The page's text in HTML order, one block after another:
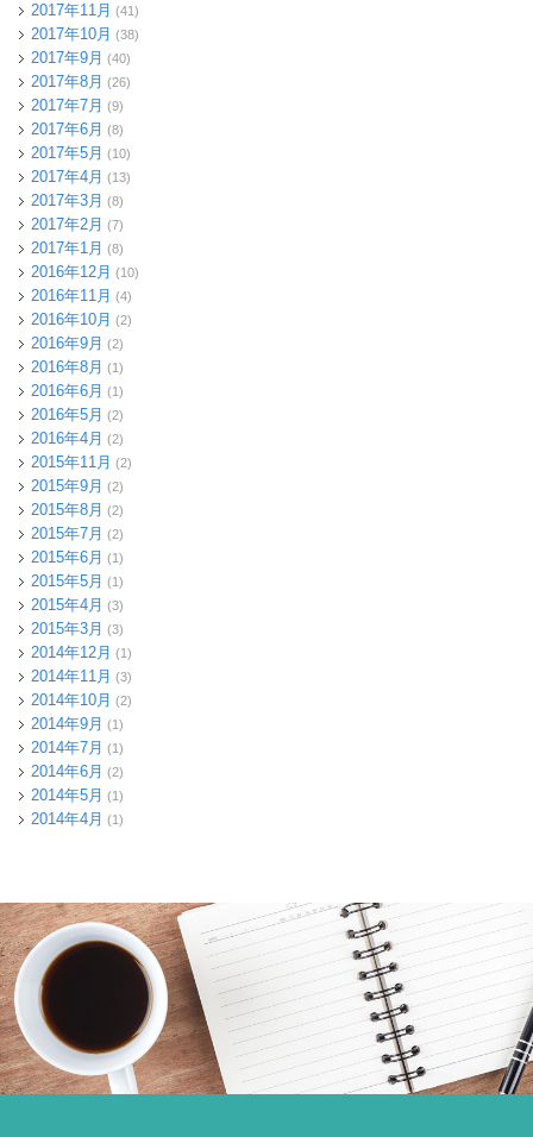
2017年11月 (41)
2017年10月 (38)
2017年9月 (40)
2017年8月 (26)
2017年7月 (9)
2017年6月 (8)
2017年5月 (10)
2017年4月 (13)
2017年3月 (8)
2017年2月 (7)
2017年1月 (8)
2016年12月 (10)
2016年11月 (4)
2016年10月 (2)
2016年9月 (2)
2016年8月 (1)
2016年6月 (1)
2016年5月 (2)
2016年4月 (2)
2015年11月 (2)
2015年9月 (2)
2015年8月 (2)
2015年7月 (2)
2015年6月 (1)
2015年5月 (1)
2015年4月 (3)
2015年3月 (3)
2014年12月 (1)
2014年11月 (3)
2014年10月 (2)
2014年9月 (1)
2014年7月 (1)
2014年6月 (2)
2014年5月 (1)
2014年4月 (1)